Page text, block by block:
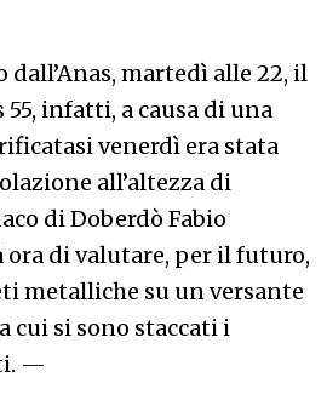
martedì alle 22, il
55, infatti, a causa di una
venerdì era stata
all’altezza di
di Doberdò Fabio
di valutare, per il futuro,
metalliche su un versante
cui si sono staccati i
—